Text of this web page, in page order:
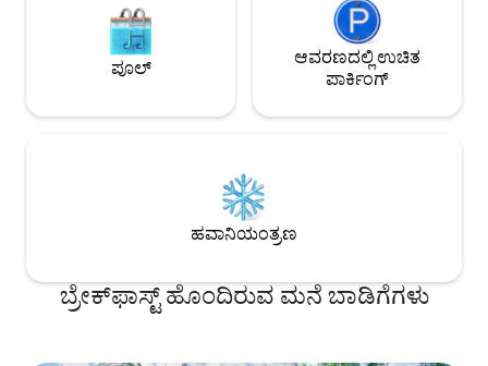
ಪೂಲ್
ಆವರಣದಲ್ಲಿ ಉಚಿತ
ಪಾರ್ಕಿಂಗ್
ಹವಾನಿಯಂತ್ರಣ
ಬ್ರೇಕ್‍‍ಫಾಸ್ಟ್ ಹೊಂದಿರುವ ಮನೆ ಬಾಡಿಗೆಗಳು